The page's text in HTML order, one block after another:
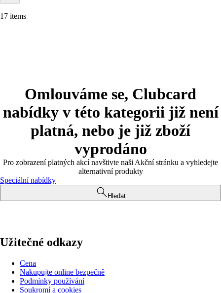
17 items
Omlouváme se, Clubcard
nabídky v této kategorii již není
platná, nebo je již zboží
vyprodáno
Pro zobrazení platných akcí navštivte naši Akční stránku a vyhledejte
alternativní produkty
Speciální nabídky
Hledat
Užitečné odkazy
Cena
Nakupujte online bezpečně
Podmínky používání
Soukromí a cookies